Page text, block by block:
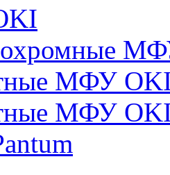
МФУ
МФУ